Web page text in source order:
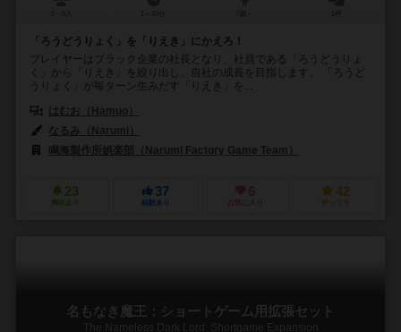
「ろうどうりょく」を「りえき」にかえろ！
プレイヤーはブラック企業の社長となり、社員である「ろうどうりょ
く」から「りえき」を絞り出し、自社の成長を目指します。 「ろうど
うりょく」が毎ターン生みだす「りえき」を...
はむお（Hamuo）
なるみ（Narumi）
鳴海製作所娯楽部（Narumi Factory Game Team）
23
興味あり
37
経験あり
6
お気に入り
42
持ってる
名もなき魔王：ショートゲーム用拡張セット
The Nameless Dark Lord: Shortgame Expansion